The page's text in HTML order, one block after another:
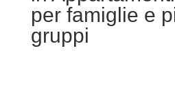
per famiglie e
gruppi